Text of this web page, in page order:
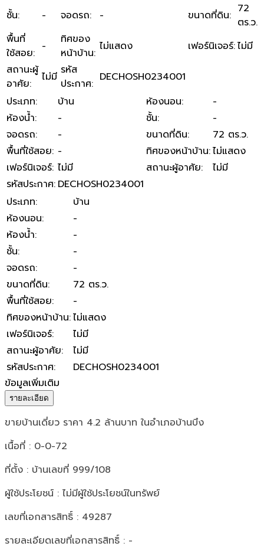
ชั้น: - จอดรถ: - ขนาดที่ดิน: 72
ตร.ว.
พื้นที่
ใช้สอย: -
ทิศของ
หน้าบ้าน: ไม่แสดง เฟอร์นิเจอร์:ไม่มี
สถานะผู้
อาศัย: ไม่มี รหัส
ประกาศ: DECHOSH0234001
ประเภท: บ้าน ห้องนอน:
-
ห้องน้ำ: - ชั้น:
-
จอดรถ: - ขนาดที่ดิน:
72 ตร.ว.
พื้นที่ใช้สอย: - ทิศของหน้าบ้าน:ไม่แสดง
เฟอร์นิเจอร์: ไม่มี สถานะผู้อาศัย:
ไม่มี
รหัสประกาศ: DECHOSH0234001
ประเภท:
บ้าน
ห้องนอน:
-
ห้องน้ำ:
-
ชั้น:
-
จอดรถ:
-
ขนาดที่ดิน:
72 ตร.ว.
พื้นที่ใช้สอย:
-
ทิศของหน้าบ้าน:ไม่แสดง
เฟอร์นิเจอร์:
ไม่มี
สถานะผู้อาศัย:
ไม่มี
รหัสประกาศ:
DECHOSH0234001
ข้อมูลเพิ่มเติม
รายละเอียด
ขายบ้านเดี่ยว ราคา 4.2 ล้านบาท ในอำเภอบ้านบึง
เนื้อที่ : 0-0-72
ที่ตั้ง : บ้านเลขที่ 999/108
ผู้ใช้ประโยชน์ : ไม่มีผู้ใช้ประโยชน์ในทรัพย์
เลขที่เอกสารสิทธิ์ : 49287
รายละเอียดเลขที่เอกสารสิทธิ์ : -